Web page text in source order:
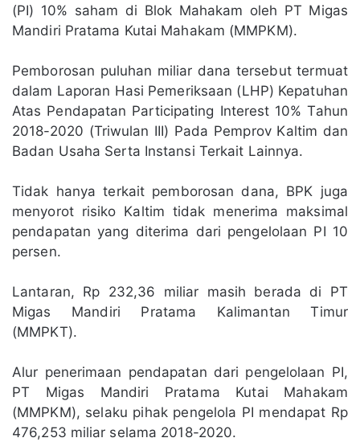
(PI) 10% saham di Blok Mahakam oleh PT Migas
Mandiri Pratama Kutai Mahakam (MMPKM).
Pemborosan puluhan miliar dana tersebut termuat
dalam Laporan Hasi Pemeriksaan (LHP) Kepatuhan
Atas Pendapatan Participating Interest 10% Tahun
2018-2020 (Triwulan III) Pada Pemprov Kaltim dan
Badan Usaha Serta Instansi Terkait Lainnya.
Tidak hanya terkait pemborosan dana, BPK juga
menyorot risiko Kaltim tidak menerima maksimal
pendapatan yang diterima dari pengelolaan PI 10
persen.
Lantaran, Rp 232,36 miliar masih berada di PT
Migas Mandiri Pratama Kalimantan Timur
(MMPKT).
Alur penerimaan pendapatan dari pengelolaan PI,
PT Migas Mandiri Pratama Kutai Mahakam
(MMPKM), selaku pihak pengelola PI mendapat Rp
476,253 miliar selama 2018-2020.